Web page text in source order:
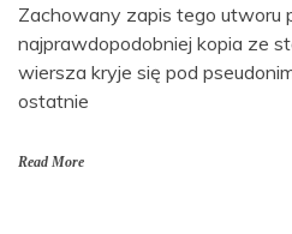
Zachowany zapis tego utworu
najprawdopodobniej kopia ze
wiersza kryje się pod
ostatnie
Read More